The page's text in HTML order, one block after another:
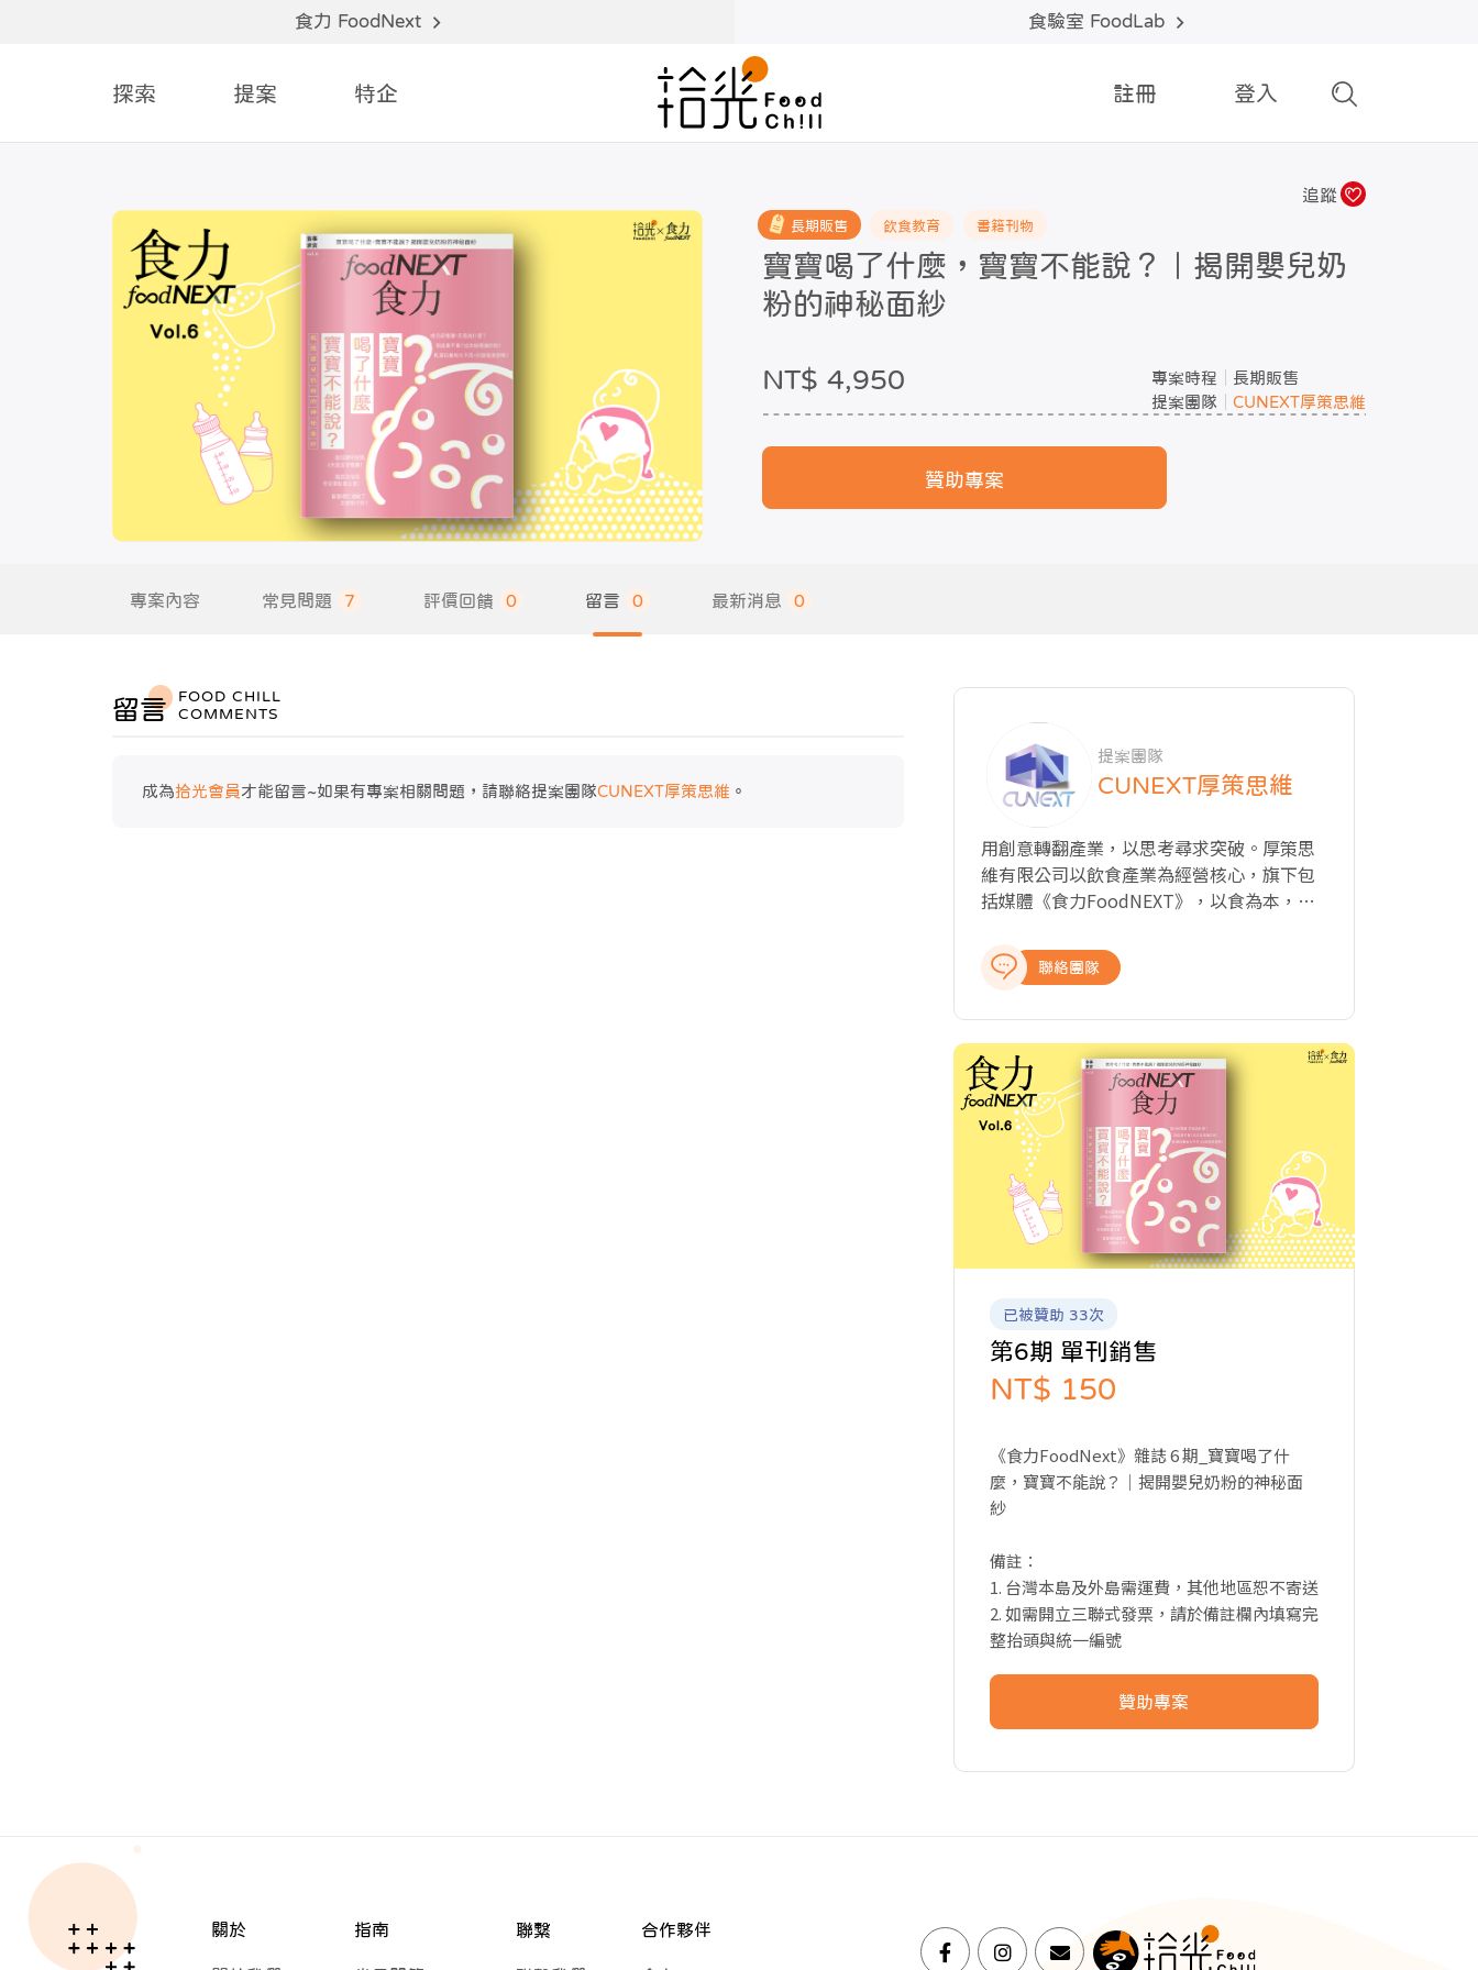
食力 FoodNext 食驗室 FoodLab
探索 提案 特企 註冊 登入
追蹤
長期販售 飲食教育 書籍刊物
寶寶喝了什麼，寶寶不能說？｜揭開嬰兒奶
粉的神秘面紗
NT$ 4,950 專案時程
長期販售
提案團隊
CUNEXT厚策思維
贊助專案
專案內容 常見問題 7 評價回饋 0 留言 0 最新消息 0
留言 FOOD CHILL
COMMENTS
成為拾光會員 才能留言~如果有專案相關問題，請聯絡提案團隊CUNEXT厚策思維 。
提案團隊
CUNEXT厚策思維
用創意轉翻產業，以思考尋求突破。厚策思
維有限公司以飲食產業為經營核心，旗下包
括媒體《食力FoodNEXT》，以食為本，探
的種種牽動力，從國內外最新產業動態、飲
食美學與文化、科學客觀的知識剖析、深入
觀點。
聯絡團隊
已被贊助 33次
第6期 單刊銷售
NT$ 150
《食力FoodNext》雜誌 6 期_寶寶喝了什
麼，寶寶不能說？｜揭開嬰兒奶粉的神秘面
紗
備註：
1. 台灣本島及外島需運費，其他地區恕不寄送
2. 如需開立三聯式發票，請於備註欄內填寫完
整抬頭與統一編號
贊助專案
關於 指南 聯繫 合作夥伴